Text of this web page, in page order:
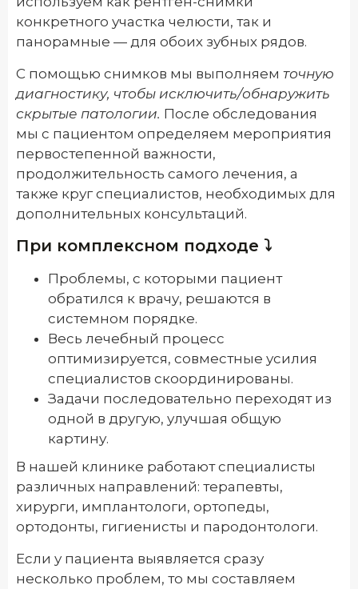
конкретного участка челюсти, так и
панорамные — для обоих зубных рядов.
С помощью снимков мы выполняем точную
диагностику, чтобы исключить/обнаружить
скрытые патологии. После обследования
мы с пациентом определяем мероприятия
первостепенной важности,
продолжительность самого лечения, а
также круг специалистов, необходимых для
дополнительных консультаций.
При комплексном подходе ⤵️
Проблемы, с которыми пациент
обратился к врачу, решаются в
системном порядке.
Весь лечебный процесс
оптимизируется, совместные усилия
специалистов скоординированы.
Задачи последовательно переходят из
одной в другую, улучшая общую
картину.
В нашей клинике работают специалисты
различных направлений: терапевты,
хирурги, имплантологи, ортопеды,
ортодонты, гигиенисты и пародонтологи.
Если у пациента выявляется сразу
несколько проблем, то мы составляем